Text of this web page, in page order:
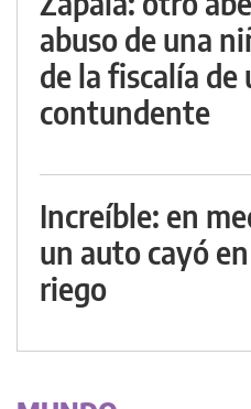
abuso de una
de la fiscalía de
contundente
Increíble: en
un auto cayó
riego